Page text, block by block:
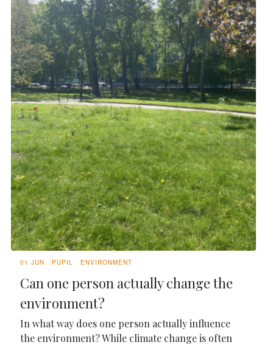
01 JUN PUPIL ENVIRONMENT
Can one person actually change the
environment?
In what way does one person actually influence
the environment? While climate change is often